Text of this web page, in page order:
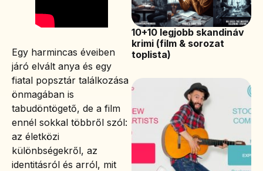
Egy harmincas éveiben
járó elvált anya és egy
fiatal popsztár találkozása
önmagában is
tabudöntögető, de a film
ennél sokkal többről szól:
az életközi
különbségekről, az
identitásról és arról, mit
10+10 legjobb skandináv
krimi (film & sorozat
toplista)